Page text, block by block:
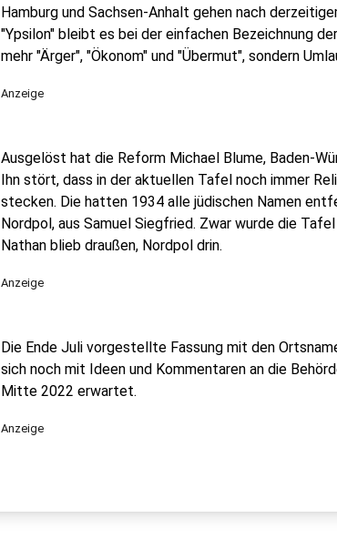
Hamburg und Sachsen-Anhalt gehen nach
"Ypsilon" bleibt es bei der einfachen Bezeichnung
mehr "Ärger", "Ökonom" und "Übermut", sondern
Anzeige
Ausgelöst hat die Reform Michael Blume, Baden-
Ihn stört, dass in der aktuellen Tafel noch immer
stecken. Die hatten 1934 alle jüdischen Namen
Nordpol, aus Samuel Siegfried. Zwar wurde die
Nathan blieb draußen, Nordpol drin.
Anzeige
Die Ende Juli vorgestellte Fassung mit den
sich noch mit Ideen und Kommentaren an die
Mitte 2022 erwartet.
Anzeige